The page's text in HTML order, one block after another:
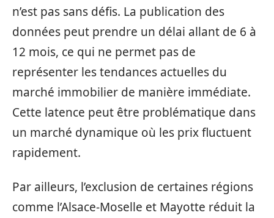
n’est pas sans défis. La publication des
données peut prendre un délai allant de 6 à
12 mois, ce qui ne permet pas de
représenter les tendances actuelles du
marché immobilier de manière immédiate.
Cette latence peut être problématique dans
un marché dynamique où les prix fluctuent
rapidement.
Par ailleurs, l’exclusion de certaines régions
comme l’Alsace-Moselle et Mayotte réduit la